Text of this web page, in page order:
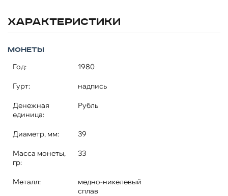
Характеристики
Монеты
Год: 1980
Гурт: надпись
Денежная
единица:
Рубль
Диаметр, мм: 39
Масса монеты,
гр:
33
Металл:
медно-никелевый
сплав